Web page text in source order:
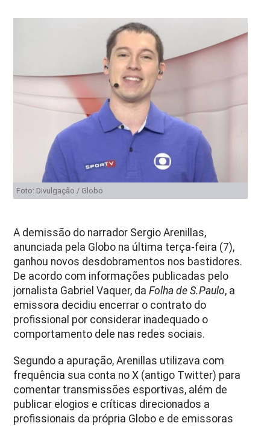
Foto: Divulgação / Globo
A demissão do narrador Sergio Arenillas,
anunciada pela Globo na última terça-feira (7),
ganhou novos desdobramentos nos bastidores.
De acordo com informações publicadas pelo
jornalista Gabriel Vaquer, daFolha de S.Paulo, a
emissora decidiu encerrar o contrato do
profissional por considerar inadequado o
comportamento dele nas redes sociais.
Segundo a apuração, Arenillas utilizava com
frequência sua conta no X (antigo Twitter) para
comentar transmissões esportivas, além de
publicar elogios e críticas direcionados a
profissionais da própria Globo e de emissoras